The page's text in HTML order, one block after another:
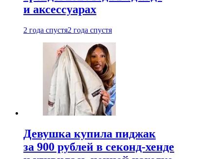
и аксессуарах
2 года спустя2 года спустя
Девушка купила пиджак
за 900 рублей в секонд-хенде